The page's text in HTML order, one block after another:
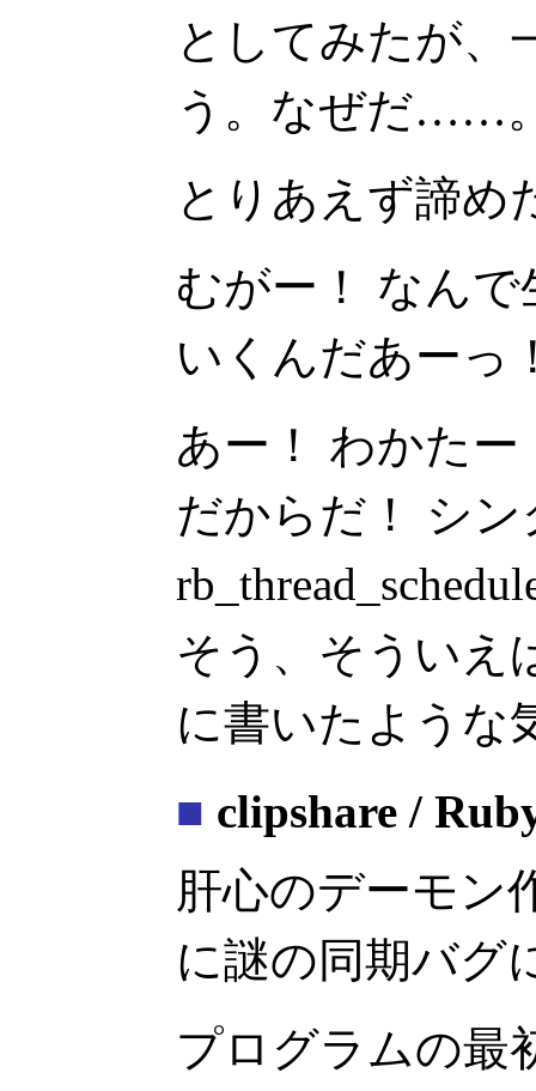
としてみたが、
う。なぜだ……
とりあえず諦め
むがー！ なんで
いくんだあーっ
あー！ わかた
だからだ！ シ
そう、そういえ
に書いたよう
■ clipshare /
肝心のデーモン
に謎の同期バグ
プログラムの最